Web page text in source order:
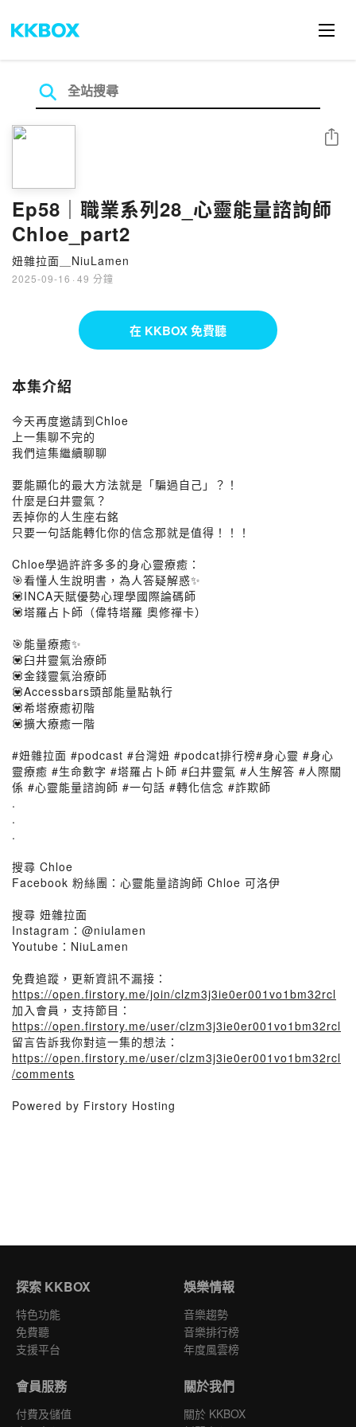
Ep58｜職業系列28_心靈能量諮詢師
Chloe_part2
妞雜拉面＿NiuLamen
2025-09-16 · 49 分鐘
分享
在 KKBOX 免費聽
本集介紹
今天再度邀請到Chloe
上一集聊不完的
我們這集繼續聊聊
要能顯化的最大方法就是「騙過自己」？！
什麼是臼井靈氣？
丟掉你的人生座右銘
只要一句話能轉化你的信念那就是值得！！！
Chloe學過許許多多的身心靈療癒：
🎯看懂人生說明書，為人答疑解惑✨
💟INCA天賦優勢心理學國際論碼師
💟塔羅占卜師（偉特塔羅 奧修禪卡）
🎯能量療癒✨
💟臼井靈氣治療師
💟金錢靈氣治療師
💟Accessbars頭部能量點執行
💟希塔療癒初階
💟擴大療癒一階
#妞雜拉面 #podcast #台灣妞 #podcat排行榜#身心靈 #身心
靈療癒 #生命數字 #塔羅占卜師 #臼井靈氣 #人生解答 #人際關
係 #心靈能量諮詢師 #一句話 #轉化信念 #詐欺師
.
.
.
搜尋 Chloe
Facebook 粉絲團：心靈能量諮詢師 Chloe 可洛伊
搜尋 妞雜拉面
Instagram：@niulamen
Youtube：NiuLamen
免費追蹤，更新資訊不漏接：
https://open.firstory.me/join/clzm3j3ie0er001vo1bm32rcl
加入會員，支持節目：
https://open.firstory.me/user/clzm3j3ie0er001vo1bm32rcl
留言告訴我你對這一集的想法：
https://open.firstory.me/user/clzm3j3ie0er001vo1bm32rcl
/comments
Powered by Firstory Hosting
探索 KKBOX
特色功能
免費聽
支援平台
娛樂情報
音樂趨勢
音樂排行榜
年度風雲榜
會員服務
付費及儲值
關於我們
關於 KKBOX